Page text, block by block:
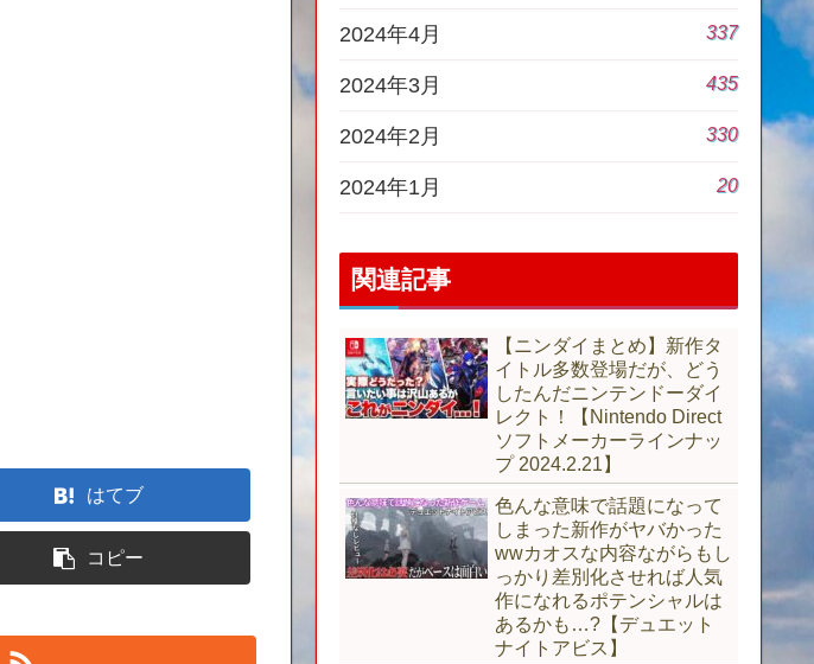
はてブ
コピー
2024年4月 337
2024年3月 435
2024年2月 330
2024年1月 20
関連記事
【ニンダイまとめ】新作タ
イトル多数登場だが、どう
したんだニンテンドーダイ
レクト！【Nintendo Direct
ソフトメーカーラインナッ
プ 2024.2.21】
色んな意味で話題になって
しまった新作がヤバかった
wwカオスな内容ながらもし
っかり差別化させれば人気
作になれるポテンシャルは
あるかも…?【デュエット
ナイトアビス】